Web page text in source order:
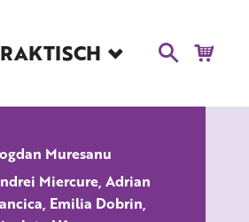
en
ALLE FILMS
Muresanu
Miercure, Adrian
Emilia Dobrin,